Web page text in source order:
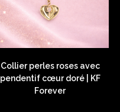
Collier perles roses avec
pendentif cœur doré | KF
Forever